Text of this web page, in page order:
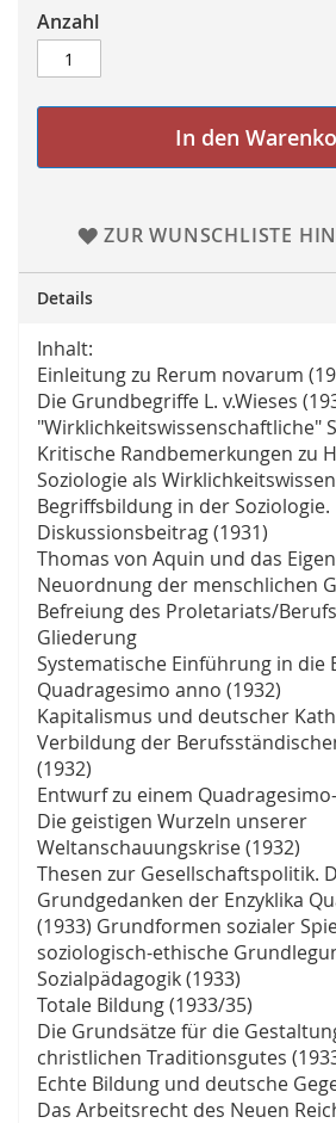
Anzahl
In den
ZUR WUNSCHLISTE
Details
Inhalt:
Einleitung zu Rerum novarum
Die Grundbegriffe L. v.Wieses
"Wirklichkeitswissenschaftliche"
Kritische Randbemerkungen zu
Soziologie als
Begriffsbildung in der Soziologie.
Diskussionsbeitrag (1931)
Thomas von Aquin und das
Neuordnung der menschlichen
Befreiung des Proletariats/
Gliederung
Systematische Einführung in die
Quadragesimo anno (1932)
Kapitalismus und deutscher
Verbildung der
(1932)
Entwurf zu einem
Die geistigen Wurzeln unserer
Weltanschauungskrise (1932)
Thesen zur Gesellschaftspolitik.
Grundgedanken der Enzyklika
(1933) Grundformen sozialer
soziologisch-ethische
Sozialpädagogik (1933)
Totale Bildung (1933/35)
Die Grundsätze für die
christlichen Traditionsgutes
Echte Bildung und deutsche
Das Arbeitsrecht des Neuen